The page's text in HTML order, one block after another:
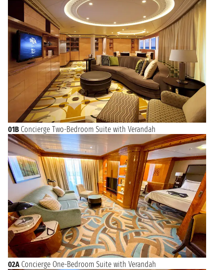
01B Concierge Two-Bedroom Suite with Verandah
02A Concierge One-Bedroom Suite with Verandah